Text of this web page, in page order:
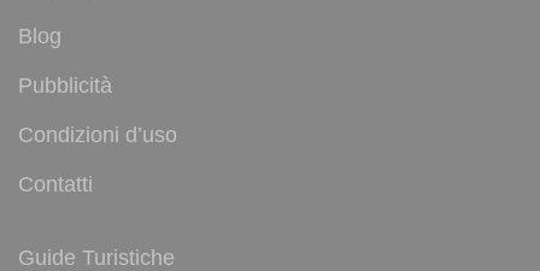
Blog
Pubblicità
Condizioni d’uso
Contatti
Guide Turistiche